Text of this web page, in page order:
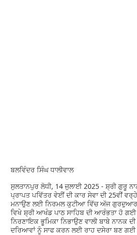
ਬਲਵਿੰਦਰ ਸਿੰਘ ਧਾਲੀਵਾਲ
ਸੁਲਤਾਨਪੁਰ ਲੋਧੀ, 14 ਜੁਲਾਈ 2025 - ਸ਼੍ਰੀ ਗੁਰੂ
ਪ੍ਰਾਪਤ ਪਵਿੱਤਰ ਵੇਈਂ ਦੀ ਕਾਰ ਸੇਵਾ ਦੀ 25ਵੀਂ
ਮਨਾਉਣ ਲਈ ਨਿਰਮਲ ਕੁਟੀਆ ਵਿੱਚ ਅੱਜ
ਵਿਖੇ ਸ਼੍ਰੀ ਆਖੰਡ ਪਾਠ ਸਾਹਿਬ ਦੀ ਆਰੰਭਤਾ ਹੋ
ਨਿਰਣਾਇਕ ਭੂਮਿਕਾ ਨਿਭਾਉਣ ਵਾਲੀ ਬਾਬੇ ਨਾਨਕ
ਦਰਿਆਵਾਂ ਨੂੰ ਸਾਫ ਕਰਨ ਲਈ ਰਾਹ ਦਸੇਰਾ ਬਣ ਗਈ